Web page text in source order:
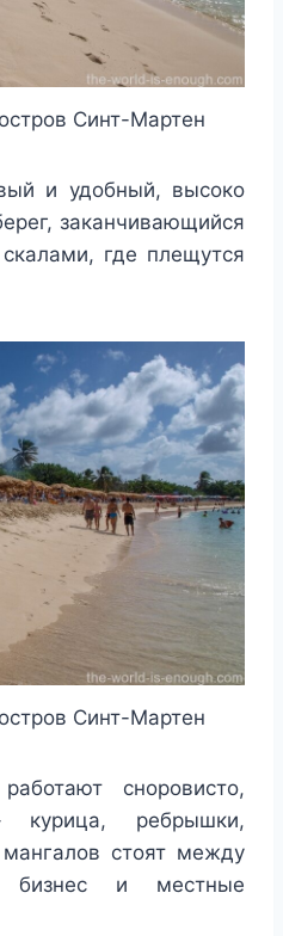
Синт-Мартен
и удобный, высоко
заканчивающийся
где плещутся
Синт-Мартен
сноровисто,
курица, ребрышки,
стоят между
и местные